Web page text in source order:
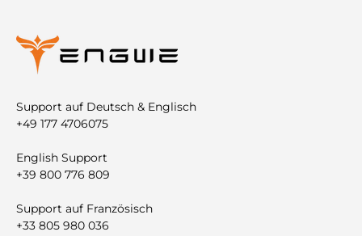
Support auf Deutsch & Englisch
+49 177 4706075
English Support
+39 800 776 809
Support auf Französisch
+33 805 980 036